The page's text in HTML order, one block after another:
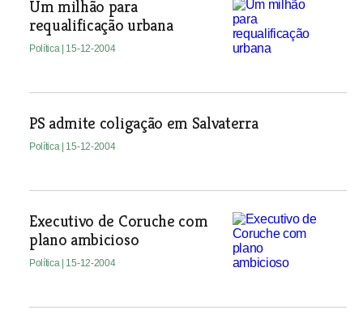
Um milhão para
requalificação urbana
Política | 15-12-2004
PS admite coligação em Salvaterra
Política | 15-12-2004
Executivo de Coruche com
plano ambicioso
Política | 15-12-2004